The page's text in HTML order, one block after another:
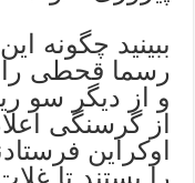
ببینید چگونه
رسما قحطی را
و از دیگر سو
از گرسنگی
اوکراین
را بستند تا